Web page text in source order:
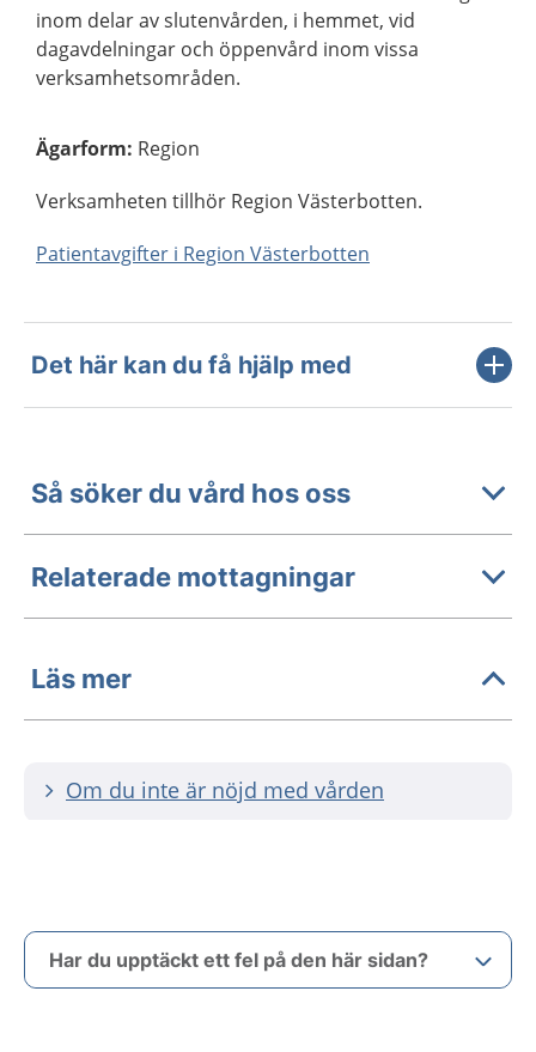
inom delar av slutenvården, i hemmet, vid
dagavdelningar och öppenvård inom vissa
verksamhetsområden.
Ägarform: Region
Verksamheten tillhör Region Västerbotten.
Patientavgifter i Region Västerbotten
Det här kan du få hjälp med
Så söker du vård hos oss
Relaterade mottagningar
Läs mer
Om du inte är nöjd med vården
Har du upptäckt ett fel på den här sidan?